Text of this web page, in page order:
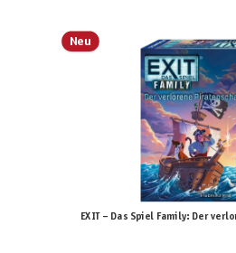
Neu
EXIT – Das Spiel Family: Der